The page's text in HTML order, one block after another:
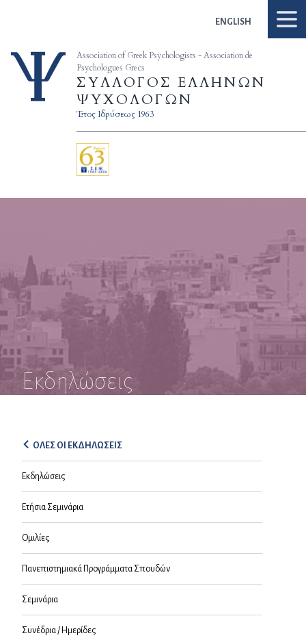
ENGLISH
Association of Greek Psychologists - Association de
Psychologues Grecs
ΣΥΛΛΟΓΟΣ ΕΛΛΗΝΩΝ
ΨΥΧΟΛΟΓΩΝ
Έτος Ιδρύσεως 1963
Εκδηλώσεις
ΟΛΕΣ ΟΙ ΕΚΔΗΛΩΣΕΙΣ
Εκδηλώσεις
Ετήσια Σεμινάρια
Ομιλίες
Πανεπιστημιακά Προγράμματα Σπουδών
Σεμινάρια
Συνέδρια / Ημερίδες